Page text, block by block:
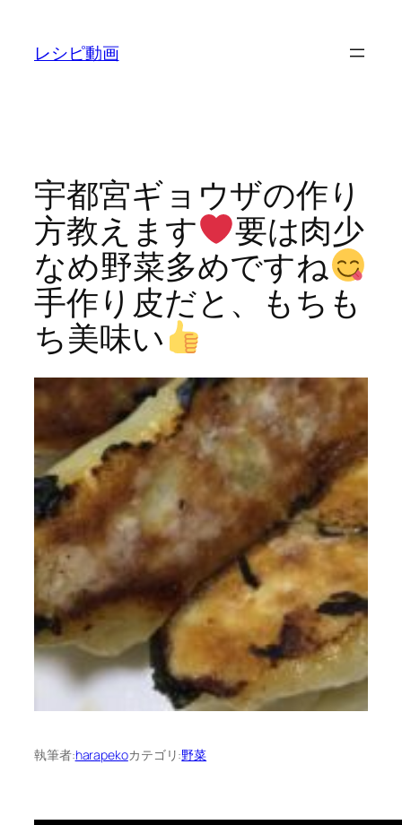
レシピ動画
宇都宮ギョウザの作り
方教えます
要は肉少
なめ野菜多めですね
手作り皮だと、もちも
ち美味い
執筆者:harapekoカテゴリ:野菜